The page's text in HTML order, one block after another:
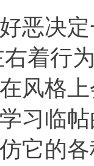
恶决
着行
风格
习临
它的